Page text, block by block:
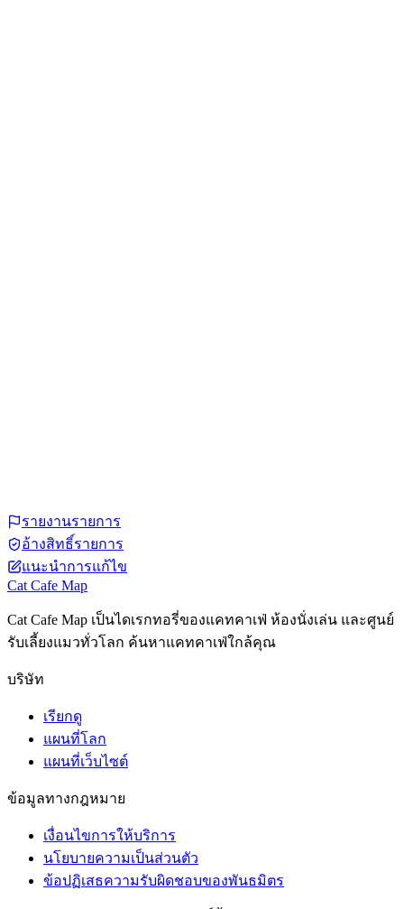
รายงานรายการ
อ้างสิทธิ์รายการ
แนะนำการแก้ไข
Cat Cafe Map
Cat Cafe Map เป็นไดเรกทอรี่ของแคทคาเฟ่ ห้องนั่งเล่น และศูนย์
รับเลี้ยงแมวทั่วโลก ค้นหาแคทคาเฟ่ใกล้คุณ
บริษัท
เรียกดู
แผนที่โลก
แผนที่เว็บไซต์
ข้อมูลทางกฎหมาย
เงื่อนไขการให้บริการ
นโยบายความเป็นส่วนตัว
ข้อปฏิเสธความรับผิดชอบของพันธมิตร